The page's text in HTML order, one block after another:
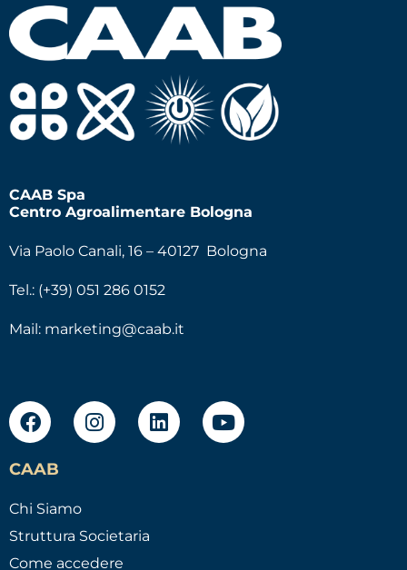
CAAB Spa
Centro Agroalimentare Bologna
Via Paolo Canali, 16 – 40127 Bologna
Tel.: (+39) 051 286 0152
Mail: marketing@caab.it
CAAB
Chi Siamo
Struttura Societaria
Come accedere